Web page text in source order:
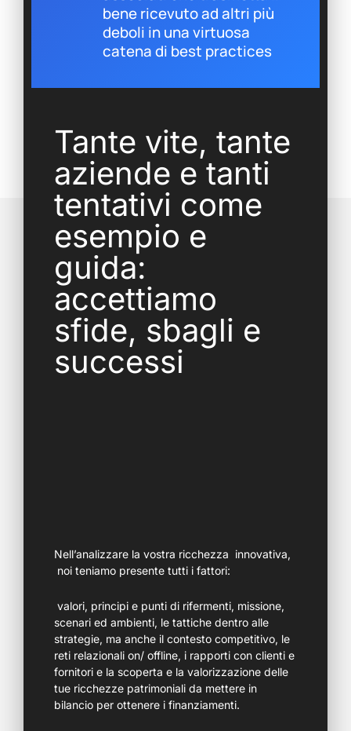
bene ricevuto ad altri più
deboli in una virtuosa
catena di best practices
Tante vite, tante
aziende e tanti
tentativi come
esempio e
guida:
accettiamo
sfide, sbagli e
successi
Nell’analizzare la vostra ricchezza innovativa,
noi teniamo presente tutti i fattori:
valori, principi e punti di rifermenti, missione,
scenari ed ambienti, le tattiche dentro alle
strategie, ma anche il contesto competitivo, le
reti relazionali on/ offline, i rapporti con clienti e
fornitori e la scoperta e la valorizzazione delle
tue ricchezze patrimoniali da mettere in
bilancio per ottenere i finanziamenti.